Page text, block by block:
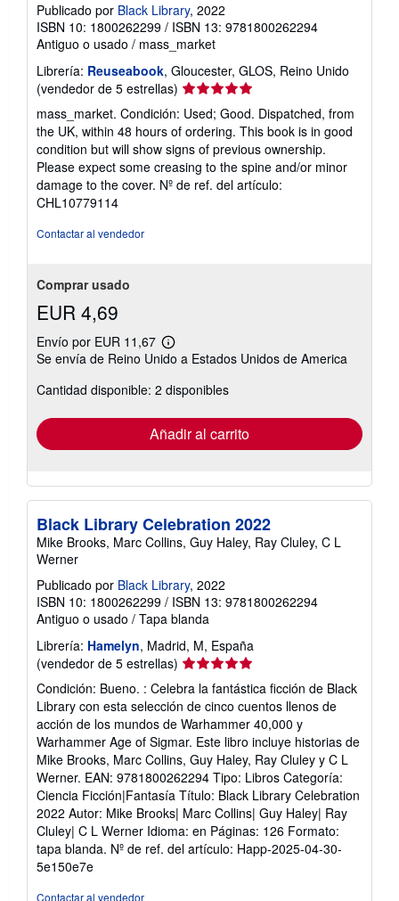
a
e
v
í
o
Publicado por Black Library, 2022
ISBN 10: 1800262299 / ISBN 13: 9781800262294
Antiguo o usado / mass_market
Librería: Reuseabook, Gloucester, GLOS, Reino Unido
(vendedor de 5 estrellas) Calificación
del
vendedor:
5
de
5
estrellas
mass_market. Condición: Used; Good. Dispatched, from
the UK, within 48 hours of ordering. This book is in good
condition but will show signs of previous ownership.
Please expect some creasing to the spine and/or minor
damage to the cover. Nº de ref. del artículo:
CHL10779114
Contactar al vendedor
Comprar usado
EUR 4,69
Envío por EUR 11,67
Más
información
las
tarifas
envío
Se envía de Reino Unido a Estados Unidos de America
Cantidad disponible: 2 disponibles
Añadir al carrito
Black Library Celebration 2022
Mike Brooks, Marc Collins, Guy Haley, Ray Cluley, C L
Werner
Publicado por Black Library, 2022
ISBN 10: 1800262299 / ISBN 13: 9781800262294
Antiguo o usado / Tapa blanda
Librería: Hamelyn, Madrid, M, España
(vendedor de 5 estrellas) Calificación
vendedor:
5
de
5
estrellas
Condición: Bueno. : Celebra la fantástica ficción de Black
Library con esta selección de cinco cuentos llenos de
acción de los mundos de Warhammer 40,000 y
Warhammer Age of Sigmar. Este libro incluye historias de
Mike Brooks, Marc Collins, Guy Haley, Ray Cluley y C L
Werner. EAN: 9781800262294 Tipo: Libros Categoría:
Ciencia Ficción|Fantasía Título: Black Library Celebration
2022 Autor: Mike Brooks| Marc Collins| Guy Haley| Ray
Cluley| C L Werner Idioma: en Páginas: 126 Formato:
tapa blanda. Nº de ref. del artículo: Happ-2025-04-30-
5e150e7e
Contactar al vendedor